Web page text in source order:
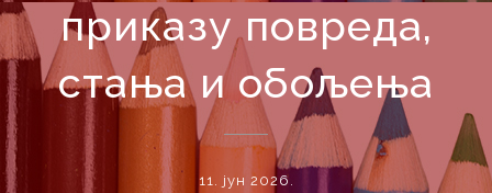
приказу повреда,
стања и обољења
11. јун 2026.